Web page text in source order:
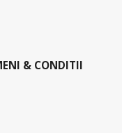
& CONDITII